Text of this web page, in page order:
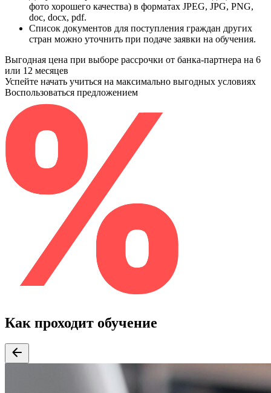
фото хорошего качества) в форматах JPEG, JPG, PNG,
doc, docx, pdf.
Список документов для поступления граждан других
стран можно уточнить при подаче заявки на обучения.
Выгодная цена при выборе рассрочки от банка-партнера на 6
или 12 месяцев
Успейте начать учиться на максимально выгодных условиях
Воспользоваться предложением
Как проходит обучение